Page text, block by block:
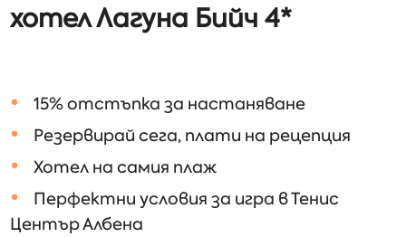
хотелЛагуна Бийч 4*
15% отстъпка за настаняване
Резервирай сега, плати на рецепция
Хотел на самия плаж
Перфектни условия за игра в Тенис
Център Албена